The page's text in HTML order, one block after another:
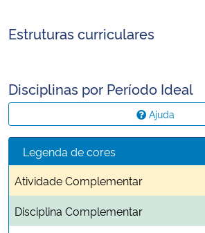
Estruturas curriculares
Disciplinas por Período Ideal
Ajuda
Legenda de cores
Atividade Complementar
Disciplina Complementar